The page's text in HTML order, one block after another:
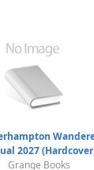
2027
Grange Books